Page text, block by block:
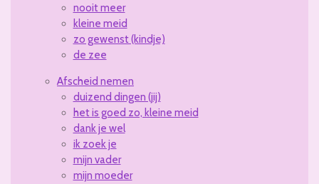
nooit meer
kleine meid
zo gewenst (kindje)
de zee
Afscheid nemen
duizend dingen (jij)
het is goed zo, kleine meid
dank je wel
ik zoek je
mijn vader
mijn moeder